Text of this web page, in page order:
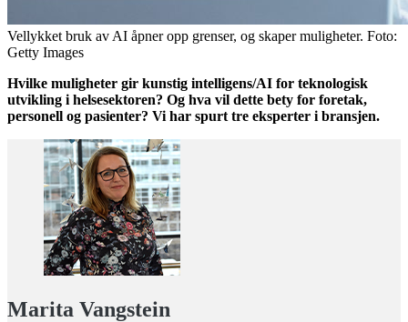
Vellykket bruk av AI åpner opp grenser, og skaper muligheter. Foto:
Getty Images
Hvilke muligheter gir kunstig intelligens/AI for teknologisk
utvikling i helsesektoren? Og hva vil dette bety for foretak,
personell og pasienter? Vi har spurt tre eksperter i bransjen.
Marita Vangstein